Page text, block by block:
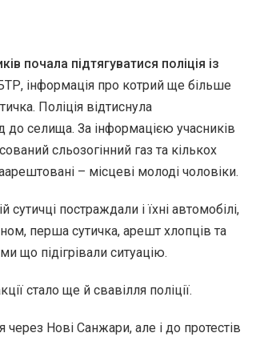
почала підтягуватися поліція із
інформація про котрий ще більше
Поліція відтиснула
до селища. За інформацією учасників
сльозогінний газ та кількох
– місцеві молоді чоловіки.
постраждали і їхні автомобілі,
перша сутичка, арешт хлопців та
що підігрівали ситуацію.
стало ще й свавілля поліції.
через Нові Санжари, але і до протестів